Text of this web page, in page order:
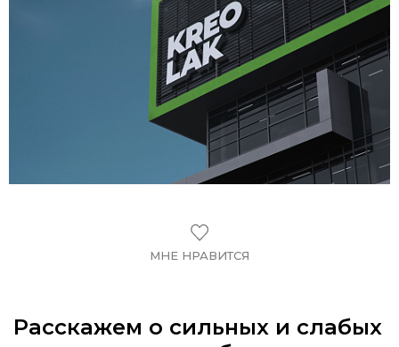
МНЕ НРАВИТСЯ
Расскажем о сильных и слабых